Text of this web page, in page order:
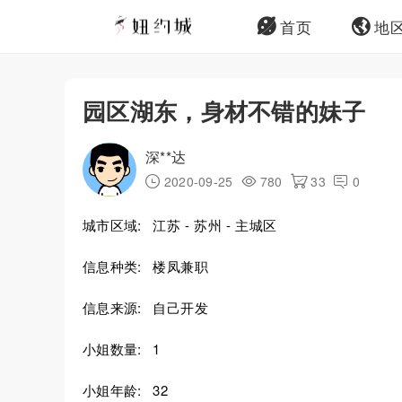
首页 地
园区湖东，身材不错的妹子
深**达
2020-09-25 780 33 0
城市区域: 江苏 - 苏州 - 主城区
信息种类: 楼凤兼职
信息来源: 自己开发
小姐数量: 1
小姐年龄: 32